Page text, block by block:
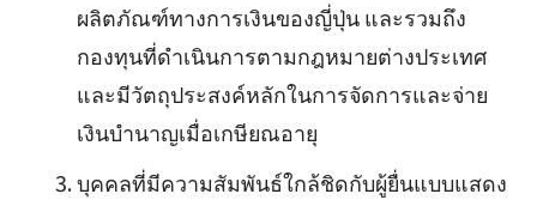
ผลิตภัณฑ์ทางการเงินของญี่ปุ่น และรวมถึง
กองทุนที่ดำเนินการตามกฎหมายต่างประเทศ
และมีวัตถุประสงค์หลักในการจัดการและจ่าย
เงินบำนาญเมื่อเกษียณอายุ
บุคคลที่มีความสัมพันธ์ใกล้ชิดกับผู้ยื่นแบบแสดง